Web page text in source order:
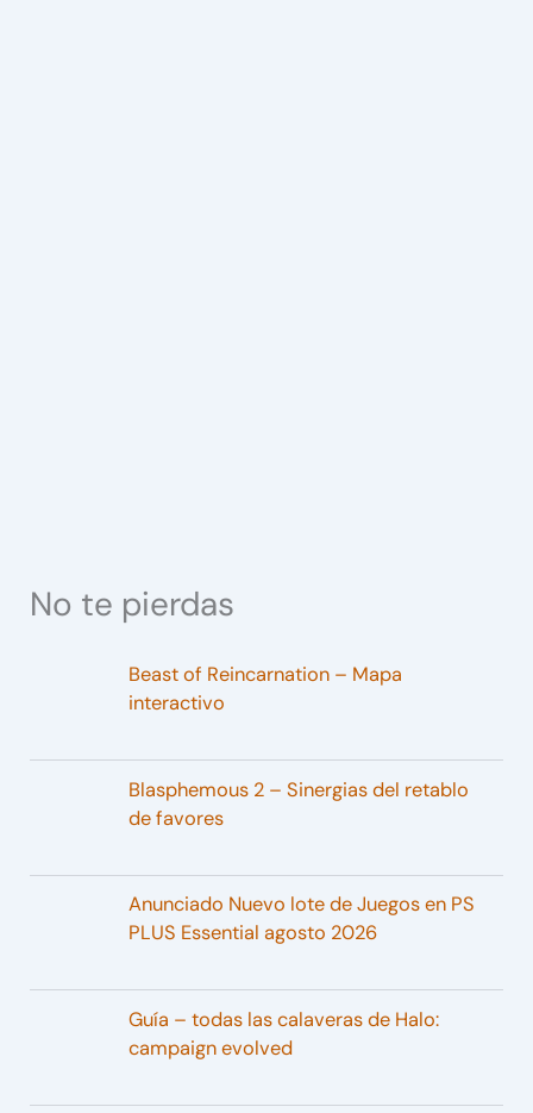
No te pierdas
Beast of Reincarnation – Mapa
interactivo
Blasphemous 2 – Sinergias del retablo
de favores
Anunciado Nuevo lote de Juegos en PS
PLUS Essential agosto 2026
Guía – todas las calaveras de Halo:
campaign evolved